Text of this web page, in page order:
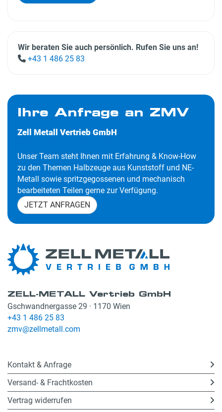
Wir beraten Sie auch persönlich. Rufen Sie uns an!
+43 1 486 25 83
Ihre Anfrage an ZMV
Zell Metall Vertrieb GmbH
Unser Team steht Ihnen mit Erfahrung & Know-How
zu den Themen Halbzeuge aus Kunststoff und NE-
Metall sowie spritzgegossenen und mechanisch
bearbeiteten Teilen gerne zur Verfügung.
JETZT ANFRAGEN
ZELL-METALL Vertrieb GmbH
Gschwandnergasse 29 · 1170 Wien
+43 1 486 25 83
zmv@zellmetall.com
Kontakt & Anfrage
Versand- & Frachtkosten
Vertrag widerrufen